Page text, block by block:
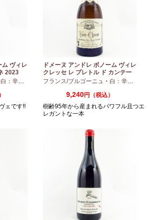
ム ヴィレ
2023
白：辛口 シャルドネ
ェです!!
ドメーヌ アンドレ ボノーム ヴィレ
クレッセ レ プレトル ド カンテー
ヌ 2023 750ml
フランス/ブルゴーニュ ・ 白：辛口
9,240円（税込）
樹齢95年から産まれるパワフル且つエ
レガントな一本